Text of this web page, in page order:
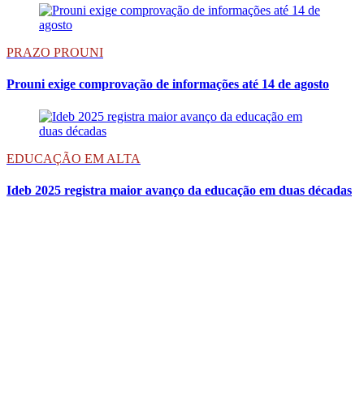
PRAZO PROUNI
Prouni exige comprovação de informações até 14 de agosto
EDUCAÇÃO EM ALTA
Ideb 2025 registra maior avanço da educação em duas décadas